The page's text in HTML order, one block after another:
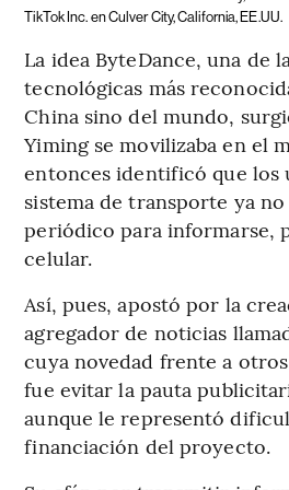
TikTok Inc. en Culver City, California, EE.UU.
La idea ByteDance, una de
tecnológicas más
China sino del mundo,
Yiming se movilizaba en el
entonces identificó que los
sistema de transporte ya
periódico para informarse,
celular.
Así, pues, apostó por la
agregador de noticias
cuya novedad frente a
fue evitar la pauta
aunque le representó
financiación del proyecto.